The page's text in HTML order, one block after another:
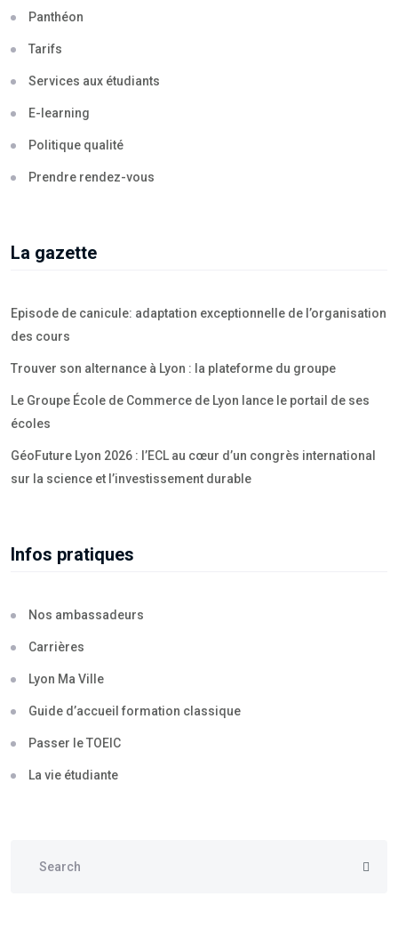
Panthéon
Tarifs
Services aux étudiants
E-learning
Politique qualité
Prendre rendez-vous
La gazette
Episode de canicule: adaptation exceptionnelle de l’organisation
des cours
Trouver son alternance à Lyon : la plateforme du groupe
Le Groupe École de Commerce de Lyon lance le portail de ses
écoles
GéoFuture Lyon 2026 : l’ECL au cœur d’un congrès international
sur la science et l’investissement durable
Infos pratiques
Nos ambassadeurs
Carrières
Lyon Ma Ville
Guide d’accueil formation classique
Passer le TOEIC
La vie étudiante